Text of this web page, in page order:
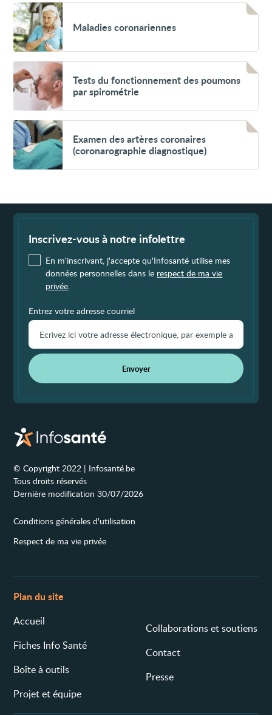
l'adulte
Voir
Maladies
coronariennes
Maladies coronariennes
Tests
du
fonctionnement
par
spirométrie
Tests du fonctionnement des poumons
par spirométrie
Voir
Examen
des
artères
coronaires
Examen des artères coronaires
(coronarographie diagnostique)
Inscrivez-vous à notre infolettre
En m'inscrivant, j'accepte qu'Infosanté utilise mes
données personnelles dans le respect de ma vie
privée
Entrez votre adresse courriel
Envoyer
© Copyright 2022 | Infosanté.be
Tous droits réservés
Dernière modification 30/07/2026
Conditions générales d'utilisation
Respect de ma vie privée
Plan du site
Accueil
Fiches Info Santé
Boîte à outils
Projet et équipe
Collaborations et soutiens
Contact
Presse